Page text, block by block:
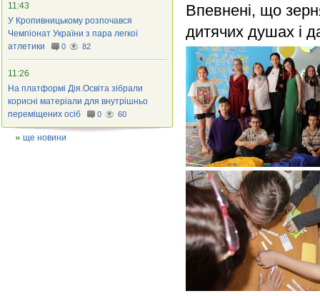
Впевнені, що
дитячих душах і
11:43
У Кропивницькому розпочався
Чемпіонат України з пара легкої
атлетики
0 82
11:26
На платформі Дія.Освіта зібрали
корисні матеріали для внутрішньо
переміщених осіб
0 60
ще новини